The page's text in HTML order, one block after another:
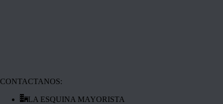
CONTACTANOS:
LA ESQUINA MAYORISTA